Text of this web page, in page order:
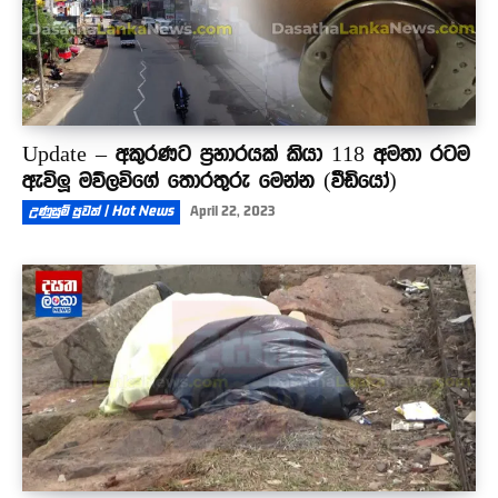
Update – අකුරණට ප්‍රහාරයක් කියා 118 අමතා රටම
ඇවිලූ මව්ලවිගේ තොරතුරු මෙන්න (වීඩියෝ)
උණුසුම් පුවත් | Hot News April 22, 2023